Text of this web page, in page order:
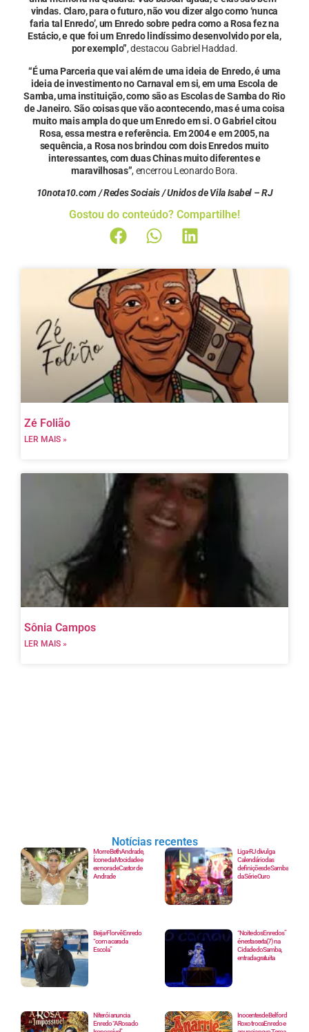
vindas. Claro, para o futuro, não vou dizer algo como ‘nunca
faria tal Enredo’, um Enredo sobre pedra como a Rosa fez na
Estácio, e que foi um Enredo lindíssimo desenvolvido por ela,
por exemplo”, destacou Gabriel Haddad.
“É uma Parceria que vai além de uma ideia de Enredo, é uma
ideia de investimento no Carnaval em si, em uma Escola de
Samba, uma instituição, como são as Escolas de Samba do Rio
de Janeiro. São coisas que vão acontecendo, mas é uma coisa
muito mais ampla do que um Enredo em si. O Gabriel citou
Rosa, essa mestra e referência. Em 2004 e em 2005, na
sequência, a Rosa nos brindou com dois Enredos muito
interessantes, com duas Chinas muito diferentes e
maravilhosas”, encerrou Leonardo Bora.
10nota10.com / Redes Sociais / Unidos de Vila Isabel – RJ
Gostou do conteúdo? Compartilhe!
Zé Folião
LER MAIS »
Sônia Campos
LER MAIS »
Notícias recentes
Morre Beth Andrade,
Ícone da Mocidade e
ex-nora de Castor de
Andrade
Liga-RJ divulga
Calendário das
definições de Samba
da Série Ouro
Beija-Flor vê Enredo
“com a cara da
Escola”
“Noite dos Enredos”
é nesta sexta(7) na
Cidade do Samba,
entrada gratuita
Niterói anuncia
Enredo “A Rosa do
Inocentes de Belford
Roxo troca Enredo e